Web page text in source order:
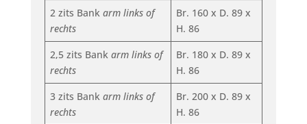
2 zits Bank arm links of
rechts
Br. 160 x D. 89 x
H. 86
2,5 zits Bank arm links of
rechts
Br. 180 x D. 89 x
H. 86
3 zits Bank arm links of
rechts
Br. 200 x D. 89 x
H. 86